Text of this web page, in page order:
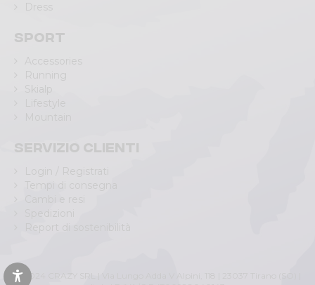
Dress
Sport
Accessories
Running
Skialp
Servizio clienti
© 2024 CRAZY SRL | Via Lungo Adda V Alpini, 118 | 23037 Tirano (SO) |